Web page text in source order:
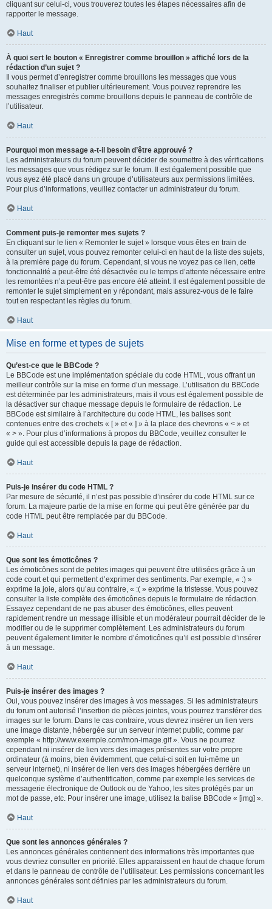
cliquant sur celui-ci, vous trouverez toutes les étapes nécessaires afin de
rapporter le message.
Haut
À quoi sert le bouton « Enregistrer comme brouillon » affiché lors de la
rédaction d’un sujet ?
Il vous permet d’enregistrer comme brouillons les messages que vous
souhaitez finaliser et publier ultérieurement. Vous pouvez reprendre les
messages enregistrés comme brouillons depuis le panneau de contrôle de
l’utilisateur.
Haut
Pourquoi mon message a-t-il besoin d’être approuvé ?
Les administrateurs du forum peuvent décider de soumettre à des vérifications
les messages que vous rédigez sur le forum. Il est également possible que
vous ayez été placé dans un groupe d’utilisateurs aux permissions limitées.
Pour plus d’informations, veuillez contacter un administrateur du forum.
Haut
Comment puis-je remonter mes sujets ?
En cliquant sur le lien « Remonter le sujet » lorsque vous êtes en train de
consulter un sujet, vous pouvez remonter celui-ci en haut de la liste des sujets,
à la première page du forum. Cependant, si vous ne voyez pas ce lien, cette
fonctionnalité a peut-être été désactivée ou le temps d’attente nécessaire entre
les remontées n’a peut-être pas encore été atteint. Il est également possible de
remonter le sujet simplement en y répondant, mais assurez-vous de le faire
tout en respectant les règles du forum.
Haut
Mise en forme et types de sujets
Qu’est-ce que le BBCode ?
Le BBCode est une implémentation spéciale du code HTML, vous offrant un
meilleur contrôle sur la mise en forme d’un message. L’utilisation du BBCode
est déterminée par les administrateurs, mais il vous est également possible de
la désactiver sur chaque message depuis le formulaire de rédaction. Le
BBCode est similaire à l’architecture du code HTML, les balises sont
contenues entre des crochets « [ » et « ] » à la place des chevrons « < » et
« > ». Pour plus d’informations à propos du BBCode, veuillez consulter le
guide qui est accessible depuis la page de rédaction.
Haut
Puis-je insérer du code HTML ?
Par mesure de sécurité, il n’est pas possible d’insérer du code HTML sur ce
forum. La majeure partie de la mise en forme qui peut être générée par du
code HTML peut être remplacée par du BBCode.
Haut
Que sont les émoticônes ?
Les émoticônes sont de petites images qui peuvent être utilisées grâce à un
code court et qui permettent d’exprimer des sentiments. Par exemple, « :) »
exprime la joie, alors qu’au contraire, « :( » exprime la tristesse. Vous pouvez
consulter la liste complète des émoticônes depuis le formulaire de rédaction.
Essayez cependant de ne pas abuser des émoticônes, elles peuvent
rapidement rendre un message illisible et un modérateur pourrait décider de le
modifier ou de le supprimer complètement. Les administrateurs du forum
peuvent également limiter le nombre d’émoticônes qu’il est possible d’insérer
à un message.
Haut
Puis-je insérer des images ?
Oui, vous pouvez insérer des images à vos messages. Si les administrateurs
du forum ont autorisé l’insertion de pièces jointes, vous pourrez transférer des
images sur le forum. Dans le cas contraire, vous devrez insérer un lien vers
une image distante, hébergée sur un serveur internet public, comme par
exemple « http://www.exemple.com/mon-image.gif ». Vous ne pourrez
cependant ni insérer de lien vers des images présentes sur votre propre
ordinateur (à moins, bien évidemment, que celui-ci soit en lui-même un
serveur internet), ni insérer de lien vers des images hébergées derrière un
quelconque système d’authentification, comme par exemple les services de
messagerie électronique de Outlook ou de Yahoo, les sites protégés par un
mot de passe, etc. Pour insérer une image, utilisez la balise BBCode « [img] ».
Haut
Que sont les annonces générales ?
Les annonces générales contiennent des informations très importantes que
vous devriez consulter en priorité. Elles apparaissent en haut de chaque forum
et dans le panneau de contrôle de l’utilisateur. Les permissions concernant les
annonces générales sont définies par les administrateurs du forum.
Haut